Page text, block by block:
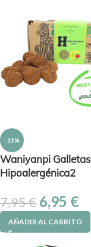
-13%
Waniyanpi Galletas
Hipoalergénica2
7,95€ 6,95 €
AÑADIR AL CARRITO